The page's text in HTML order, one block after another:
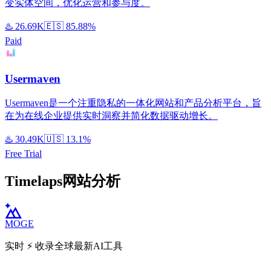
变实体空间，优化运营和参与度。
♨️ 26.69K🇪🇸 85.88%
Paid
Usermaven
Usermaven是一个注重隐私的一体化网站和产品分析平台，旨
在为在线企业提供实时洞察并简化数据驱动增长。
♨️ 30.49K🇺🇸 13.1%
Free Trial
Timelaps网站分析
MOGE
实时 ⚡️ 收录全球最新AI工具